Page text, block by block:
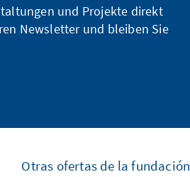
und Projekte direkt
Newsletter und bleiben Sie
Otras ofertas de la fundación